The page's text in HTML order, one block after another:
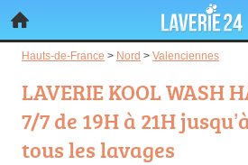
Hauts-de-France > Nord > Valenciennes
LAVERIE KOOL WASH
7/7 de 19H à 21H
tous les lavages